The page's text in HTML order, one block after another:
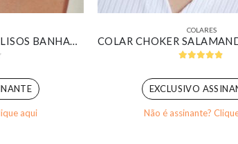
CHOKER GOMOS OVAIS LISOS BANHADO EM OURO BRANCO
aqui
COLARES
EXCLUSIVO
Não é assinante?